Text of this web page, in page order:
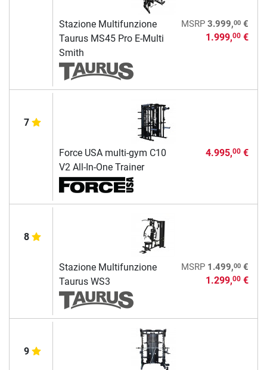
Stazione Multifunzione
Taurus MS45 Pro E-Multi
Smith
MSRP 3.999,00€
1.999,00€
7
Force USA multi-gym C10
V2 All-In-One Trainer
4.995,00€
8
Stazione Multifunzione
Taurus WS3
MSRP 1.499,00€
1.299,00€
9